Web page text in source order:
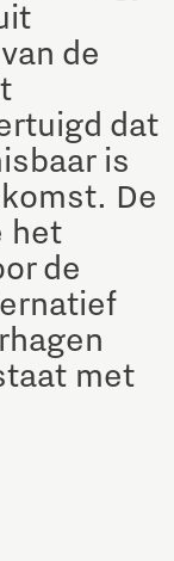
de
dat
is
De
het
de
met